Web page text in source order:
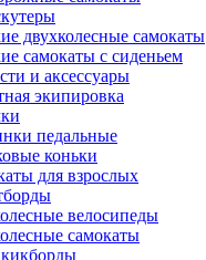
двухколесные самокаты
самокаты с сиденьем
и аксессуары
экипировка
педальные
коньки
для взрослых
велосипеды
самокаты
кикборды